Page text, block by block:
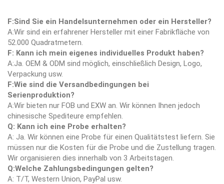
F:Sind Sie ein Handelsunternehmen oder ein Hersteller?
A:Wir sind ein erfahrener Hersteller mit einer Fabrikfläche von
52.000 Quadratmetern.
F: Kann ich mein eigenes individuelles Produkt haben?
A:Ja. OEM & ODM sind möglich, einschließlich Design, Logo,
Verpackung usw.
F:Wie sind die Versandbedingungen bei
Serienproduktion?
A:Wir bieten nur FOB und EXW an. Wir können Ihnen jedoch
chinesische Spediteure empfehlen.
Q: Kann ich eine Probe erhalten?
A: Ja. Wir können eine Probe für einen Qualitätstest liefern. Sie
müssen nur die Kosten für die Probe und die Zustellung tragen.
Wir organisieren dies innerhalb von 3 Arbeitstagen.
Q:Welche Zahlungsbedingungen gelten?
A: T/T, Western Union, PayPal usw.